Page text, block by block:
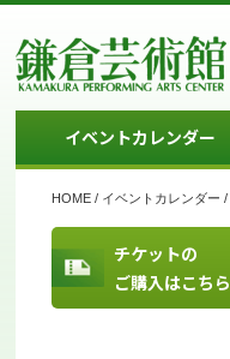
イベントカレンダー
HOME / イベントカレンダー /
チケットの
ご購入はこちら